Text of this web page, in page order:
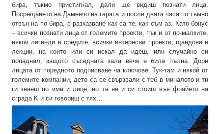
бира, тъкмо пристигнал, дали ще видиш познати лица.
Посрещането на Даменчо на гарата и после двата часа по тъмно
отвън на по бира, с разказване как са те, как съм аз. Като бонус
– всички познати лица от големите проекти, пък и от по-малките,
някои легенди в средите, всички интересни проекти, щандове и
лекции, на които или си искал да идеш, или случайно си
попаднал, защото съседната зала вече е била пълна. Дори
лицата от поредното подписване на ключове. Тук-там и някой от
големите компании, дето са се свързвали с теб в миналото и ти
ги знаеш по име и лице, но те не и си стоиш във фоайето на
сграда K и си говориш с тях…